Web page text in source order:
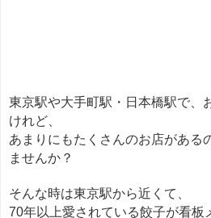
東京駅や大手町駅・日本橋駅で、
けれど、
あまりにもたくさんのお店がある
ませんか？
そんな時は東京駅から近くて、
70年以上愛されている餃子が看板